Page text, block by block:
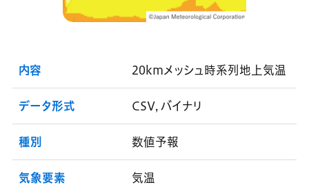
内容 20kmメッシュ時系列地上気温
データ形式 CSV, バイナリ
種別 数値予報
気象要素 気温